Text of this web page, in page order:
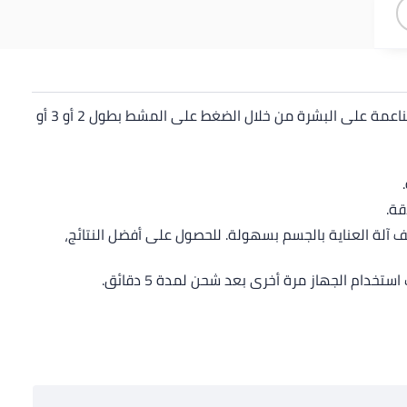
تم تصميم Series 5000 لحلاقة الشعر من دون المساومة على راحة البشرة. استخدم آلة الحلاقة بتقنية اتباع المنحنيات 2D أو أداة التشذيب الناعمة على البشرة من خلال الضغط على المشط بطول 2 أو 3 أو
آلة العناية بالجسم بسهولة. للحصول على أفضل النتائج،